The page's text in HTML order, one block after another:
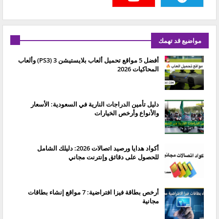
مواضيع قد تهمك
أفضل 5 مواقع تحميل ألعاب بلايستيشن 3 (PS3) وألعاب
المحاكيات 2026
دليل تأمين الدراجات النارية في السعودية: الأسعار
والأنواع وأرخص الخيارات
أكواد هدايا ورصيد اتصالات 2026: دليلك الشامل
للحصول على دقائق وإنترنت مجاني
أرخص بطاقة فيزا افتراضية: 7 مواقع إنشاء بطاقات
مجانية